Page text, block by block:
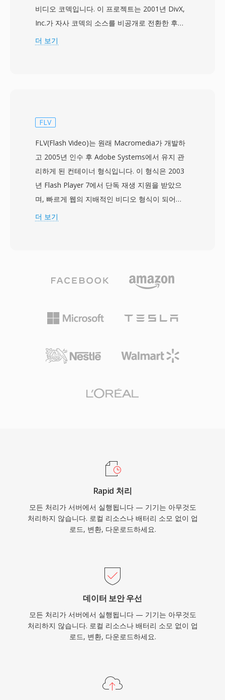
비디오 코덱입니다. 이 프로젝트는 2001년 DivX,
Inc.가 자사 코덱의 소스를 비공개로 전환한 후
OpenDivX 코드베이스의 포크로 시작되었으며, 원
화, 쿼터 픽셀 움직임 보상, 전역 및 지역 움직임
하여 양호한 시각 품질을 유지하면서 장편 비디오
를 놀라울 정도로 작은 파일로 압축하는 데 뛰어납
니다. Xvid로 인코딩된 비디오는 일반적으로 AVI
컨테이너에 저장되지만, MKV, MP4 및 기타 형식
으로도 래핑할 수 있습니다. 이 코덱은 두 코덱 모
두 기반이 되는 MPEG-4 ASP 표준을 공유하므로,
우르는 크로스 플랫폼 가용성과 완전한 무료 오픈
소스 특성이 결합되어, Xvid는 커뮤니티 주도 비디
덱이 신규 인코딩에서 MPEG-4 ASP를 대체했지
미디어 컬렉션에서 여전히 사용됩니다.
더 보기
FLV
FLV(Flash Video)는 원래 Macromedia가 개발하
고 2005년 인수 후 Adobe Systems에서 유지 관
리하게 된 컨테이너 형식입니다. 이 형식은 2003
년 Flash Player 7에서 단독 재생 지원을 받았으
며, 빠르게 웹의 지배적인 비디오 형식이 되어
2000년대 후반 YouTube, Hulu, Vimeo 같은 플랫
래핑됩니다. FLV의 가장 큰 강점은 유비쿼터스
브라우저에서 일관된 비디오 재생을 제공할 수 있
었다는 점으로, 당시 웹 비디오를 괴롭히던 파편화
뒤에 태그된 데이터 패킷이 이어지는 구조로, 빠른
임베디드 메타데이터를 지원하여, 챕터 내비게이
적으로 재편했습니다. HTML5 비디오와 최신 코
수많은 아카이브와 레거시 시스템에 남아 있습니
다.
더 보기
Rapid 처리
모든 처리가 서버에서 실행됩니다 — 기기는 아무것도
처리하지 않습니다. 로컬 리소스나 배터리 소모 없이 업
로드, 변환, 다운로드하세요.
데이터 보안 우선
모든 처리가 서버에서 실행됩니다 — 기기는 아무것도
처리하지 않습니다. 로컬 리소스나 배터리 소모 없이 업
로드, 변환, 다운로드하세요.